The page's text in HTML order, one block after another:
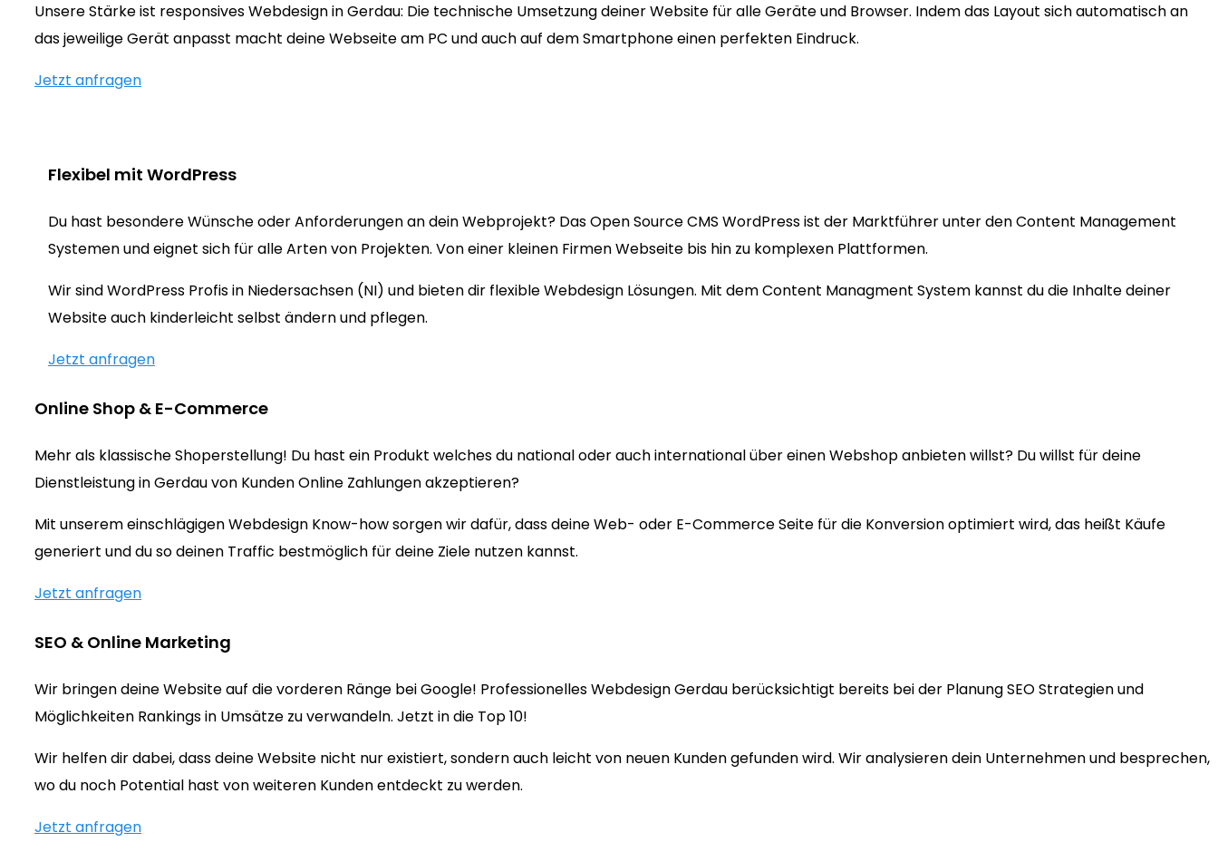
Unsere Stärke ist responsives Webdesign in Gerdau: Die technische Umsetzung deiner Website für alle Geräte und Browser. Indem das Layout sich automatisch an
das jeweilige Gerät anpasst macht deine Webseite am PC und auch auf dem Smartphone einen perfekten Eindruck.
Jetzt anfragen
Flexibel mit WordPress
Du hast besondere Wünsche oder Anforderungen an dein Webprojekt? Das Open Source CMS WordPress ist der Marktführer unter den Content Management
Systemen und eignet sich für alle Arten von Projekten. Von einer kleinen Firmen Webseite bis hin zu komplexen Plattformen.
Wir sind WordPress Profis in Niedersachsen (NI) und bieten dir flexible Webdesign Lösungen. Mit dem Content Managment System kannst du die Inhalte deiner
Website auch kinderleicht selbst ändern und pflegen.
Jetzt anfragen
Online Shop & E-Commerce
Mehr als klassische Shoperstellung! Du hast ein Produkt welches du national oder auch international über einen Webshop anbieten willst? Du willst für deine
Dienstleistung in Gerdau von Kunden Online Zahlungen akzeptieren?
Mit unserem einschlägigen Webdesign Know-how sorgen wir dafür, dass deine Web- oder E-Commerce Seite für die Konversion optimiert wird, das heißt Käufe
generiert und du so deinen Traffic bestmöglich für deine Ziele nutzen kannst.
Jetzt anfragen
SEO & Online Marketing
Wir bringen deine Website auf die vorderen Ränge bei Google! Professionelles Webdesign Gerdau berücksichtigt bereits bei der Planung SEO Strategien und
Möglichkeiten Rankings in Umsätze zu verwandeln. Jetzt in die Top 10!
Wir helfen dir dabei, dass deine Website nicht nur existiert, sondern auch leicht von neuen Kunden gefunden wird. Wir analysieren dein Unternehmen und besprechen,
wo du noch Potential hast von weiteren Kunden entdeckt zu werden.
Jetzt anfragen